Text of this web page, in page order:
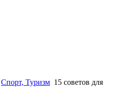
Спорт, Туризм 15 советов для